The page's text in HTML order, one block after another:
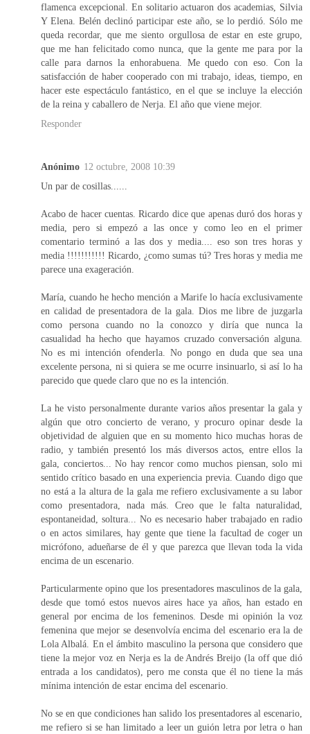
flamenca excepcional. En solitario actuaron dos academias, Silvia
Y Elena. Belén declinó participar este año, se lo perdió. Sólo me
queda recordar, que me siento orgullosa de estar en este grupo,
que me han felicitado como nunca, que la gente me para por la
calle para darnos la enhorabuena. Me quedo con eso. Con la
satisfacción de haber cooperado con mi trabajo, ideas, tiempo, en
hacer este espectáculo fantástico, en el que se incluye la elección
de la reina y caballero de Nerja. El año que viene mejor.
Responder
Anónimo 12 octubre, 2008 10:39
Un par de cosillas......
Acabo de hacer cuentas. Ricardo dice que apenas duró dos horas y
media, pero si empezó a las once y como leo en el primer
comentario terminó a las dos y media.... eso son tres horas y
media !!!!!!!!!!! Ricardo, ¿como sumas tú? Tres horas y media me
parece una exageración.
María, cuando he hecho mención a Marife lo hacía exclusivamente
en calidad de presentadora de la gala. Dios me libre de juzgarla
como persona cuando no la conozco y diría que nunca la
casualidad ha hecho que hayamos cruzado conversación alguna.
No es mi intención ofenderla. No pongo en duda que sea una
excelente persona, ni si quiera se me ocurre insinuarlo, si así lo ha
parecido que quede claro que no es la intención.
La he visto personalmente durante varios años presentar la gala y
algún que otro concierto de verano, y procuro opinar desde la
objetividad de alguien que en su momento hico muchas horas de
radio, y también presentó los más diversos actos, entre ellos la
gala, conciertos... No hay rencor como muchos piensan, solo mi
sentido crítico basado en una experiencia previa. Cuando digo que
no está a la altura de la gala me refiero exclusivamente a su labor
como presentadora, nada más. Creo que le falta naturalidad,
espontaneidad, soltura... No es necesario haber trabajado en radio
o en actos similares, hay gente que tiene la facultad de coger un
micrófono, adueñarse de él y que parezca que llevan toda la vida
encima de un escenario.
Particularmente opino que los presentadores masculinos de la gala,
desde que tomó estos nuevos aires hace ya años, han estado en
general por encima de los femeninos. Desde mi opinión la voz
femenina que mejor se desenvolvía encima del escenario era la de
Lola Albalá. En el ámbito masculino la persona que considero que
tiene la mejor voz en Nerja es la de Andrés Breijo (la off que dió
entrada a los candidatos), pero me consta que él no tiene la más
mínima intención de estar encima del escenario.
No se en que condiciones han salido los presentadores al escenario,
me refiero si se han limitado a leer un guión letra por letra o han